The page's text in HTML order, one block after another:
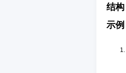
结构
示例